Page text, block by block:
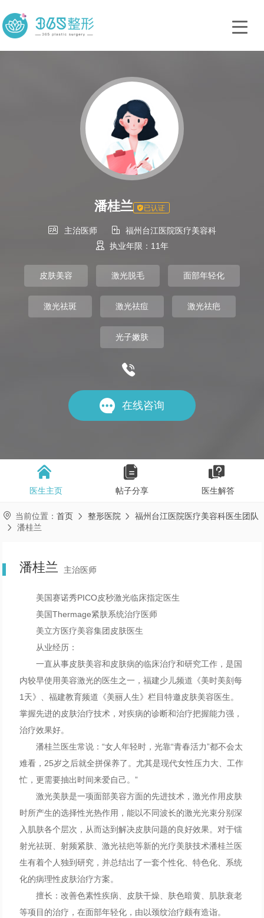
潘桂兰 已认证
 主治医师 
福州台江医院医疗美容科
 执业年限：11年
皮肤美容 激光脱毛 面部年轻化
激光祛斑 激光祛痘 激光祛疤
光子嫩肤

 在线咨询

医生主页

帖子分享

医生解答
 当前位置：首页  整形医院  福州台江医院医疗美容科医生团队
 潘桂兰
潘桂兰 主治医师
美国赛诺秀PICO皮秒激光临床指定医生
美国Thermage紧肤系统治疗医师
美立方医疗美容集团皮肤医生
从业经历：
一直从事皮肤美容和皮肤病的临床治疗和研究工作，是国
内较早使用美容激光的医生之一，福建少儿频道《美时美刻每
1天》、福建教育频道《美丽人生》栏目特邀皮肤美容医生。
掌握先进的皮肤治疗技术，对疾病的诊断和治疗把握能力强，
治疗效果好。
潘桂兰医生常说：“女人年轻时，光靠“青春活力”都不会太
难看，25岁之后就全拼保养了。尤其是现代女性压力大、工作
忙，更需要抽出时间来爱自己。”
激光美肤是一项面部美容方面的先进技术，激光作用皮肤
时所产生的选择性光热作用，能以不同波长的激光光束分别深
入肌肤各个层次，从而达到解决皮肤问题的良好效果。对于镭
射光祛斑、射频紧肤、激光祛疤等新的光疗美肤技术潘桂兰医
生有着个人独到研究，并总结出了一套个性化、特色化、系统
化的病理性皮肤治疗方案。
擅长：改善色素性疾病、皮肤干燥、肤色暗黄、肌肤衰老
等项目的治疗，在面部年轻化，由以颈纹治疗颇有造诣。